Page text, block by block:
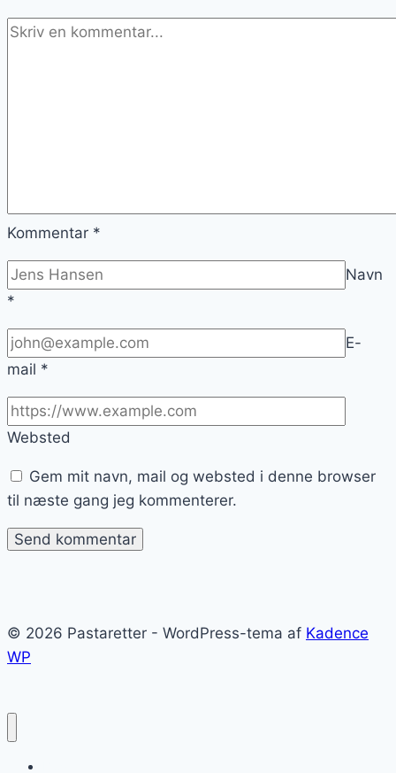
Kommentar *
Navn
*
E-
mail *
Websted
Gem mit navn, mail og websted i denne browser
til næste gang jeg kommenterer.
© 2026 Pastaretter - WordPress-tema af Kadence
WP